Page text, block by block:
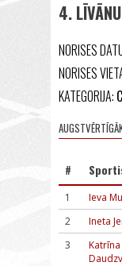
4.
NORISES
NORISES
KATEGORIJA:
#
1 Ieva
2
Ineta
3
Katrīna